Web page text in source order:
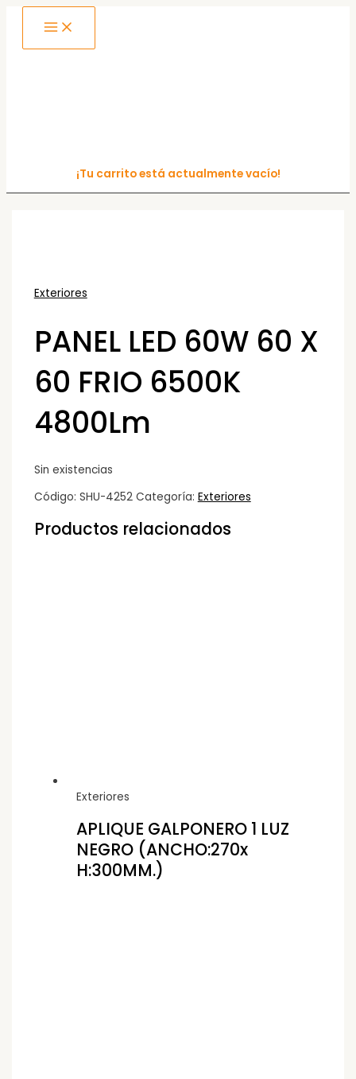
MENU
¡Tu carrito está actualmente vacío!
Exteriores
PANEL LED 60W 60 X
60 FRIO 6500K
4800Lm
Sin existencias
Código: SHU-4252 Categoría: Exteriores
Productos relacionados
Exteriores
APLIQUE GALPONERO 1 LUZ
NEGRO (ANCHO:270x
H:300MM.)